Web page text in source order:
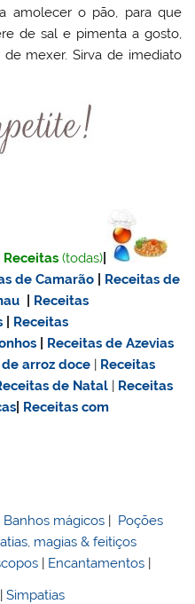
amolecer o pão, para que
de sal e pimenta a gosto,
mexer. Sirva de imediato
Receitas (todas)
de Camarão
Receitas de
Receitas
Receitas
Receitas de Azevias
dearroz doce | Receitas
de Natal | Receitas
Receitas com
Banhos mágicos
Poções
magias & feitiços
Encantamentos
|Simpatias